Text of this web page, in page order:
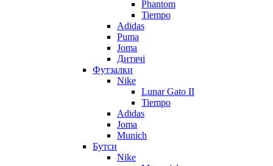
Phantom
Tiempo
Adidas
Puma
Joma
Дитячі
Футзалки
Nike
Lunar Gato II
Tiempo
Adidas
Joma
Munich
Бутси
Nike